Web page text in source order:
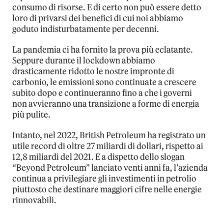
consumo di risorse. E di certo non può essere detto
loro di privarsi dei benefici di cui noi abbiamo
goduto indisturbatamente per decenni.
La pandemia ci ha fornito la prova più eclatante.
Seppure durante il lockdown abbiamo
drasticamente ridotto le nostre impronte di
carbonio, le emissioni sono continuate a crescere
subito dopo e continueranno fino a che i governi
non avvieranno una transizione a forme di energia
più pulite.
Intanto, nel 2022, British Petroleum ha registrato un
utile record di oltre 27 miliardi di dollari, rispetto ai
12,8 miliardi del 2021. E a dispetto dello slogan
“Beyond Petroleum” lanciato venti anni fa, l’azienda
continua a privilegiare gli investimenti in petrolio
piuttosto che destinare maggiori cifre nelle energie
rinnovabili.